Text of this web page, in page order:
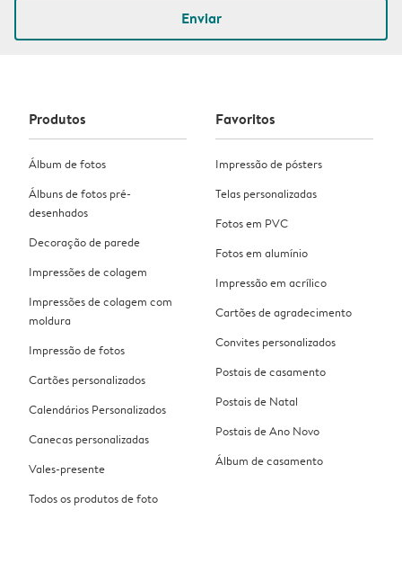
Enviar
Produtos
Álbum de fotos
Álbuns de fotos pré-
desenhados
Decoração de parede
Impressões de colagem
Impressões de colagem com
moldura
Impressão de fotos
Cartões personalizados
Calendários Personalizados
Canecas personalizadas
Vales-presente
Todos os produtos de foto
Favoritos
Impressão de pósters
Telas personalizadas
Fotos em PVC
Fotos em alumínio
Impressão em acrílico
Cartões de agradecimento
Convites personalizados
Postais de casamento
Postais de Natal
Postais de Ano Novo
Álbum de casamento